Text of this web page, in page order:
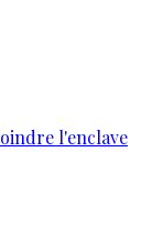
l'enclave